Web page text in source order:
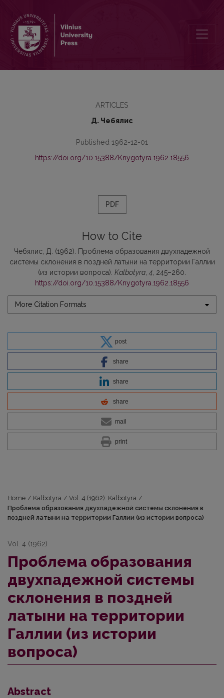
ARTICLES
Д. Чебялис
Published 1962-12-01
https://doi.org/10.15388/Knygotyra.1962.18556
PDF
How to Cite
Чебялис, Д. (1962). Проблема образования двухпадежной
системы склонения в поздней латыни на территории Галлии
(из истории вопроса). Kalbotyra ,4 , 245–260.
https://doi.org/10.15388/Knygotyra.1962.18556
More Citation Formats
post
share
share
share
mail
print
Home / Kalbotyra / Vol. 4 (1962): Kalbotyra /
Проблема образования двухпадежной системы склонения в
поздней латыни на территории Галлии (из истории вопроса)
Vol. 4 (1962)
Проблема образования
двухпадежной системы
склонения в поздней
латыни на территории
Галлии (из истории
вопроса)
Abstract